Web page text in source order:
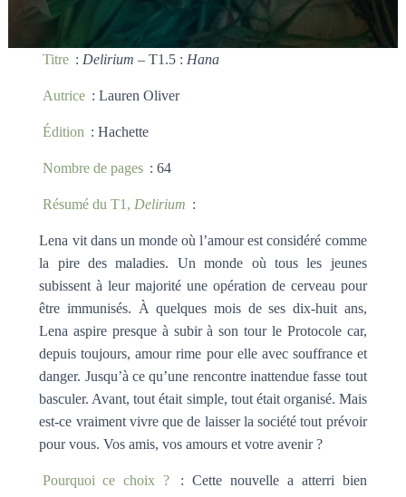
Titre : Delirium – T1.5 : Hana
Autrice : Lauren Oliver
Édition : Hachette
Nombre de pages : 64
Résumé du T1, Delirium :
Lena vit dans un monde où l’amour est considéré comme
la pire des maladies. Un monde où tous les jeunes
subissent à leur majorité une opération de cerveau pour
être immunisés. À quelques mois de ses dix-huit ans,
Lena aspire presque à subir à son tour le Protocole car,
depuis toujours, amour rime pour elle avec souffrance et
danger. Jusqu’à ce qu’une rencontre inattendue fasse tout
basculer. Avant, tout était simple, tout était organisé. Mais
est-ce vraiment vivre que de laisser la société tout prévoir
pour vous. Vos amis, vos amours et votre avenir ?
Pourquoi ce choix ?
: Cette nouvelle a atterri bien